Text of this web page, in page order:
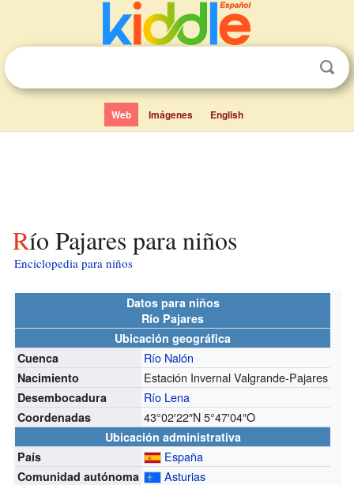
Web Imágenes English
Río Pajares para niños
Enciclopedia para niños
Datos para niños
Río Pajares
Ubicación geográfica
Cuenca
Río Nalón
Nacimiento Estación Invernal Valgrande-Pajares
Desembocadura Río Lena
Coordenadas 43°02′22″N5°47′04″O
Ubicación administrativa
País
España
Comunidad autónoma Asturias